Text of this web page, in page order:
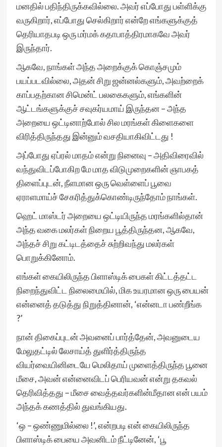
மனதில் பதிந்திருக்கவில்லை. அவர் எப்போது பள்ளிக்கு
வருகிறார், எப்போது செல்கிறார் என்றே எங்களுக்குத்
தெரியாதபடி ஒரு மர்மக் கதாபாத்திரமாகவே அவர்
இருந்தார்.
ஆகவே, நாங்கள் அந்த அறைக்குக் கொஞ்சமும்
பயப்படவில்லை, அதன் சிறு ஜன்னல்களும், அவற்றைக்
காப்பதற்கான சிமென்ட் பலகைகளும், எங்களின்
ஆட்டங்களுக்குச் சவுகர்யமாய் இருந்தன – அந்த
அறையை ஒட்டினாற்போல் சில மரங்கள் கிளைகளை
விரித்திருந்தது இன்னும் வசதியாகிவிட்டது !
அப்போது ஏப்ரல் மாதம் என்று நினைவு – அதிவிரைவில்
வந்துவிடப்போகிற மே மாத விடுமுறைகளின் ஞாபகத்
திளைப்புடன், நீளமான ஒரு வெள்ளைப் பூவை
ஏராளமாய்ச் சேகரித்துக்கொண்டிருந்தோம் நாங்கள்.
ஹெட் மாஸ்டர் அறையை ஒட்டியிருந்த மரங்களில்தான்
அந்த வகை மலர்கள் நிறைய பூத்திருந்தன, ஆகவே,
அந்தச் சிறு கட்டிடத்தைச் சுற்றிவந்து மலர்கள்
பொறுக்கினோம்.
எங்கள் கையிலிருந்த பிளாஸ்டிக் பைகள் கிட்டத்தட்ட
நிறைந்துவிட்ட நிலைமையில், மிக உயரமான ஒரு பையன்
என்னைத் தடுத்து நிறுத்தினான், ‘என்னடா பண்றீங்க
?’
நான் திகைப்புடன் அவனைப் பார்த்தேன், அவனுடைய
மேலுதட்டில் லேசாய்த் துளிர்த்திருந்த
வியர்வையினிடையே மெலிதாய் முளைத்திருந்த பூனை
மீசை, அவன் என்னைவிடப் பெரியவன் என்று தகவல்
தெரிவித்தது – மீசை வைத்தவர்களின்மீதான என் பயம்
அந்தக் கணத்தில் துவங்கியது.
‘ஒ – ஒண்ணுமில்லை !’, என்றபடி என் கையிலிருந்த
பிளாஸ்டிக் பையை அவனிடம் நீட்டினேன், ‘பூ